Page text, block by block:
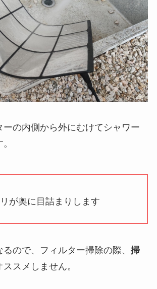
ーの内側から外にむけてシャワー
が奥に目詰まりします
ので、フィルター掃除の際、 掃
スメしません。